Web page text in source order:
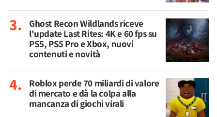
Ghost Recon Wildlands riceve
l'update Last Rites: 4K e 60 fps su
PS5, PS5 Pro e Xbox, nuovi
contenuti e novità
Roblox perde 70 miliardi di valore
di mercato e dà la colpa alla
mancanza di giochi virali